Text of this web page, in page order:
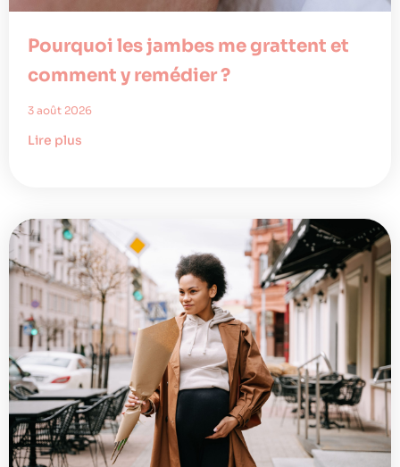
Pourquoi les jambes me grattent et
comment y remédier ?
3 août 2026
Lire plus